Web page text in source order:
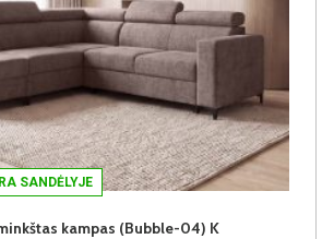
SANDĖLYJE
kampas (Bubble-04) K